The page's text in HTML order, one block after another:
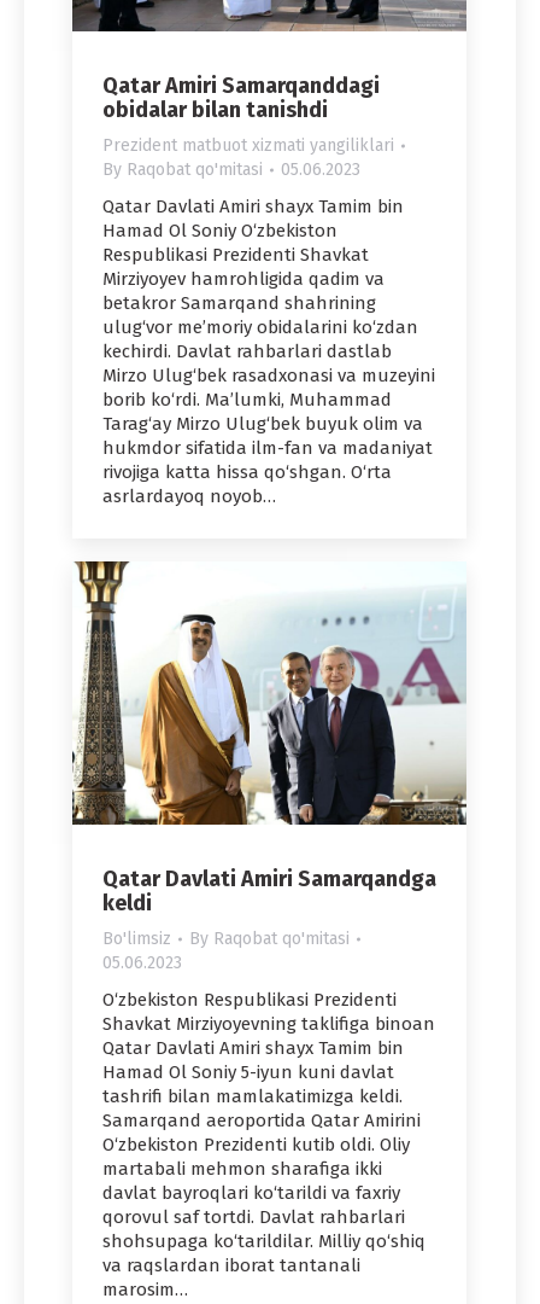
Qatar Amiri Samarqanddagi
obidalar bilan tanishdi
Prezident matbuot xizmati yangiliklari
By Raqobat qo'mitasi 05.06.2023
Qatar Davlati Amiri shayx Tamim bin
Hamad Ol Soniy O‘zbekiston
Respublikasi Prezidenti Shavkat
Mirziyoyev hamrohligida qadim va
betakror Samarqand shahrining
ulug‘vor me’moriy obidalarini ko‘zdan
kechirdi. Davlat rahbarlari dastlab
Mirzo Ulug‘bek rasadxonasi va muzeyini
borib ko‘rdi. Ma’lumki, Muhammad
Tarag‘ay Mirzo Ulug‘bek buyuk olim va
hukmdor sifatida ilm-fan va madaniyat
rivojiga katta hissa qo‘shgan. O‘rta
asrlardayoq noyob…
Qatar Davlati Amiri Samarqandga
keldi
Bo'limsiz By Raqobat qo'mitasi
05.06.2023
O‘zbekiston Respublikasi Prezidenti
Shavkat Mirziyoyevning taklifiga binoan
Qatar Davlati Amiri shayx Tamim bin
Hamad Ol Soniy 5-iyun kuni davlat
tashrifi bilan mamlakatimizga keldi.
Samarqand aeroportida Qatar Amirini
O‘zbekiston Prezidenti kutib oldi. Oliy
martabali mehmon sharafiga ikki
davlat bayroqlari ko‘tarildi va faxriy
qorovul saf tortdi. Davlat rahbarlari
shohsupaga ko‘tarildilar. Milliy qo‘shiq
va raqslardan iborat tantanali
marosim…